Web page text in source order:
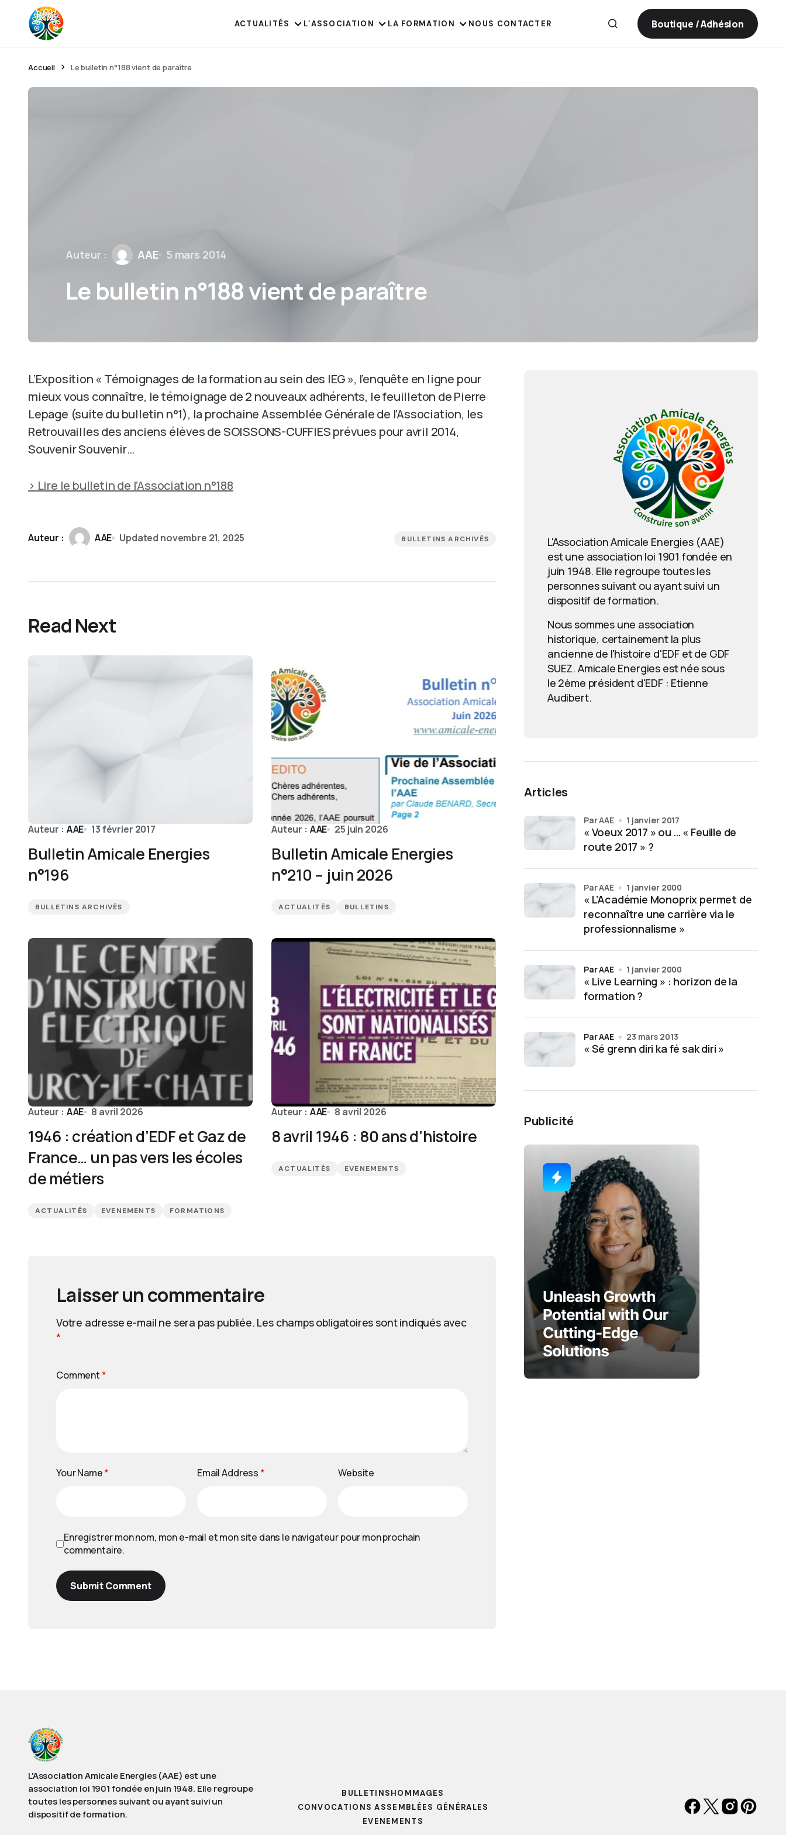
ACTUALITÉS L’ASSOCIATION LA FORMATION NOUS CONTACTER Boutique / Adhésion
Accueil Le bulletin n°188 vient de paraître
Auteur : AAE 5 mars 2014
Le bulletin n°188 vient de paraître
L’Exposition « Témoignages de la formation au sein des IEG », l’enquête en ligne pour
mieux vous connaître, le témoignage de 2 nouveaux adhérents, le feuilleton de Pierre
Lepage (suite du bulletin n°1), la prochaine Assemblée Générale de l’Association, les
Retrouvailles des anciens élèves de SOISSONS-CUFFIES prévues pour avril 2014,
Souvenir Souvenir…
> Lire le bulletin de l’Association n°188
Auteur : AAE Updated novembre 21, 2025 BULLETINS ARCHIVÉS
Read Next
Auteur : AAE 13 février 2017
Bulletin Amicale Energies
n°196
BULLETINS ARCHIVÉS
Auteur : AAE 25 juin 2026
Bulletin Amicale Energies
n°210 – juin 2026
ACTUALITÉS BULLETINS
Auteur : AAE 8 avril 2026
1946 : création d’EDF et Gaz de
France… un pas vers les écoles
de métiers
ACTUALITÉS EVENEMENTS FORMATIONS
Auteur : AAE 8 avril 2026
8 avril 1946 : 80 ans d’histoire
ACTUALITÉS EVENEMENTS
Laisser un commentaire
Votre adresse e-mail ne sera pas publiée. Les champs obligatoires sont indiqués avec
*
Comment *
Your Name* Email Address * Website
Enregistrer mon nom, mon e-mail et mon site dans le navigateur pour mon prochain
commentaire.
Submit Comment
L'Association Amicale Energies (AAE)
est une association loi 1901 fondée en
juin 1948. Elle regroupe toutes les
personnes suivant ou ayant suivi un
dispositif de formation.
Nous sommes une association
historique, certainement la plus
ancienne de l'histoire d'EDF et de GDF
SUEZ. Amicale Energies est née sous
le 2ème président d'EDF : Etienne
Audibert.
Articles
« Voeux 2017 » ou … « Feuille de
route 2017 » ?
par AAE 1 janvier 2017
« L’Académie Monoprix permet de
reconnaître une carrière via le
professionnalisme »
par AAE 1 janvier 2000
« Live Learning » : horizon de la
formation ?
par AAE 1 janvier 2000
« Sé grenn diri ka fé sak diri »
par AAE 23 mars 2013
Publicité
L'Association Amicale Energies (AAE) est une
association loi 1901 fondée en juin 1948. Elle regroupe
toutes les personnes suivant ou ayant suivi un
dispositif de formation.
BULLETINSHOMMAGES
CONVOCATIONS ASSEMBLÉES GÉNÉRALES
EVENEMENTS